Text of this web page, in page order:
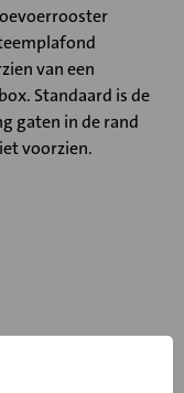
van een
Standaard is de
gaten in de rand
voorzien.